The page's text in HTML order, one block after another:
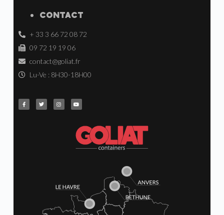
CONTACT
+ 33 3 66 72 08 72
09 72 19 19 06
contact@goliat.fr
Lu-Ve : 8H30-18H00